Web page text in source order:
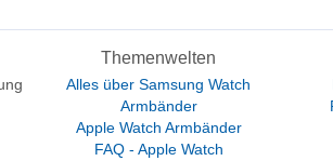
Themenwelten
Alles über Samsung Watch
Armbänder
Apple Watch Armbänder
FAQ - Apple Watch